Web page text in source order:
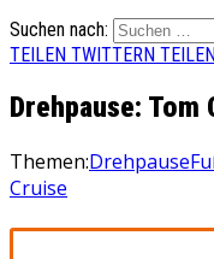
Suchen nach:
TEILEN TWITTERN
Drehpause:
Themen:Drehpause
Cruise